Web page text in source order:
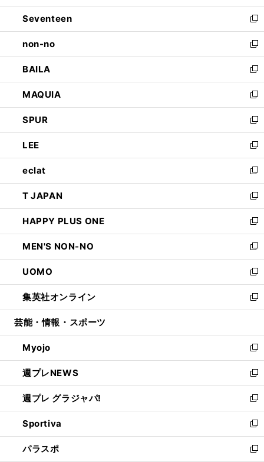
開
く
ウ
で
開
く
ン
ド
ウ
で
開
く
Seventeen
新
し
い
ウ
ィ
ン
ド
ウ
で
開
く
non-no
新
し
い
ウ
ィ
ン
ド
ウ
で
開
く
BAILA
新
し
い
ウ
ィ
ン
ド
ウ
で
開
く
MAQUIA
新
し
い
ウ
ィ
ン
ド
ウ
で
開
く
SPUR
新
し
い
ウ
ィ
ン
ド
ウ
で
開
く
LEE
新
し
い
ウ
ィ
ン
ド
ウ
で
開
く
eclat
新
し
い
ウ
ィ
ン
ド
ウ
で
開
く
T JAPAN
新
し
い
ウ
ィ
ン
ド
ウ
で
開
HAPPY PLUS ONE
新
し
い
ウ
ィ
ン
ド
ウ
開
く
MEN'S NON-NO
新
し
い
ウ
ィ
ン
ウ
で
開
く
UOMO
新
し
い
ウ
ン
ド
ウ
で
開
く
集英社オンライン
新
し
ウ
ィ
ン
ド
ウ
で
開
く
芸能・情報・スポーツ
Myojo
新
し
い
ウ
ィ
ン
ド
ウ
で
週プレNEWS
新
し
い
ウ
ィ
ン
ド
週プレ グラジャパ!
新
し
い
ウ
ィ
Sportiva
新
し
い
パラスポ
新